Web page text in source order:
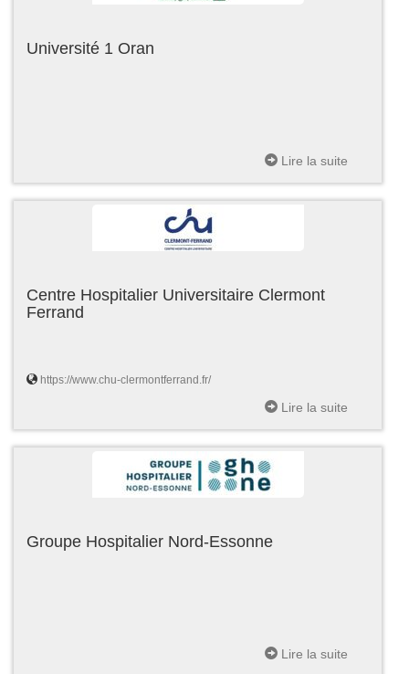
Université 1 Oran
Lire la suite
Centre Hospitalier Universitaire Clermont
Ferrand
https://www.chu-clermontferrand.fr/
Lire la suite
Groupe Hospitalier Nord-Essonne
Lire la suite